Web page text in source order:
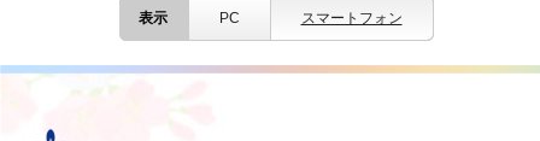
表示 PC スマートフォン